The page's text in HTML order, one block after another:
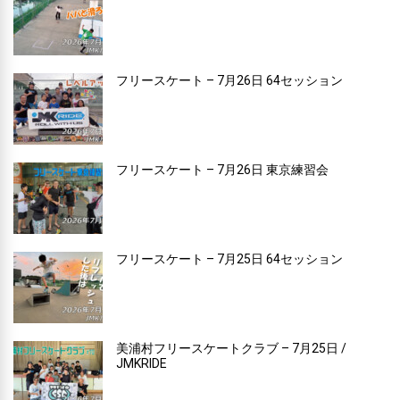
フリースケート – 7月26日 64セッション
フリースケート – 7月26日 東京練習会
フリースケート – 7月25日 64セッション
美浦村フリースケートクラブ – 7月25日 /
JMKRIDE